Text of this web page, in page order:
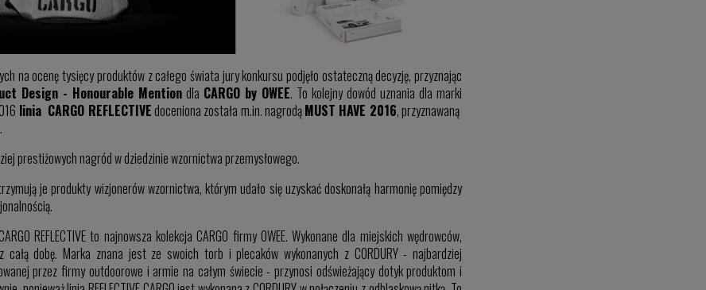
na ocenę tysięcy produktów z całego świata jury konkursu podjęło ostateczną decyzję, przyznając
Design - Honourable Mention dla CARGO by OWEE. To kolejny dowód uznania dla marki
linia CARGO REFLECTIVEdoceniona została m.in. nagrodąMUST HAVE 2016, przyznawaną
prestiżowych nagród w dziedzinie wzornictwa przemysłowego.
je produkty wizjonerów wzornictwa, którym udało się uzyskać doskonałą harmonię pomiędzy
REFLECTIVE to najnowsza kolekcja CARGO firmy OWEE. Wykonane dla miejskich wędrowców,
dobę. Marka znana jest ze swoich torb i plecaków wykonanych z CORDURY - najbardziej
przez firmy outdoorowe i armie na całym świecie - przynosi odświeżający dotyk produktom i